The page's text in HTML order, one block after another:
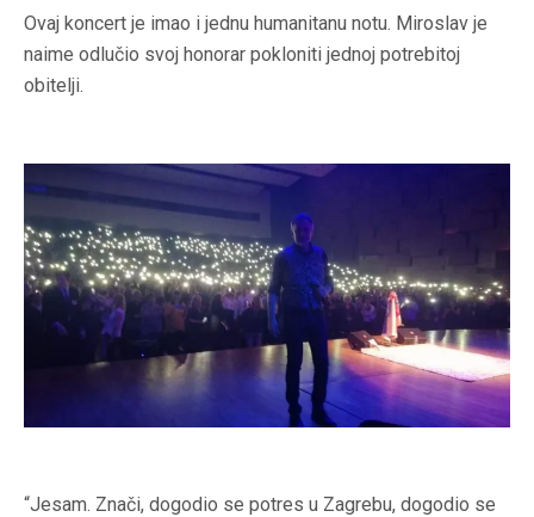
Ovaj koncert je imao i jednu humanitanu notu. Miroslav je
naime odlučio svoj honorar pokloniti jednoj potrebitoj
obitelji.
“Jesam. Znači, dogodio se potres u Zagrebu, dogodio se